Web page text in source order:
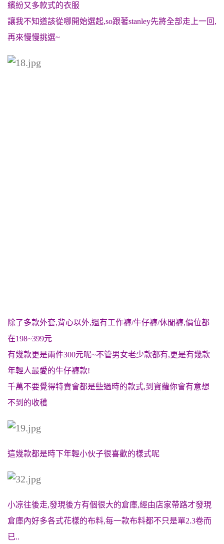
繽紛又多款式的衣服
讓我不知道該從哪開始選起,so跟著stanley先將全部走上一回,
再來慢慢挑選~
除了多款外套,背心以外,還有工作褲/牛仔褲/休閒褲,價位都
在198~399元
有幾款更是兩件300元呢~不管男女老少款都有,更是有幾款
年輕人最愛的牛仔褲款!
千萬不要覺得特賣會都是些過時的款式,到寶蘿你會有意想
不到的收穫
這幾款都是時下年輕小伙子很喜歡的樣式呢
小凉往後走,發現後方有個很大的倉庫,經由店家帶路才發現
倉庫內好多各式花樣的布料,每一款布料都不只是單2.3卷而
已..